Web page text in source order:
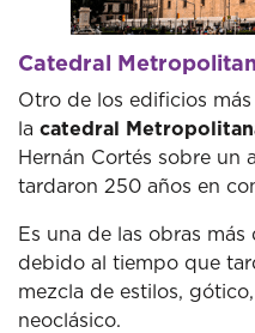
Catedral
Otro de los edificios
la catedral
Hernán Cortés sobre un
tardaron 250 años en
Es una de las obras más
debido al tiempo que
mezcla de estilos,
neoclásico.